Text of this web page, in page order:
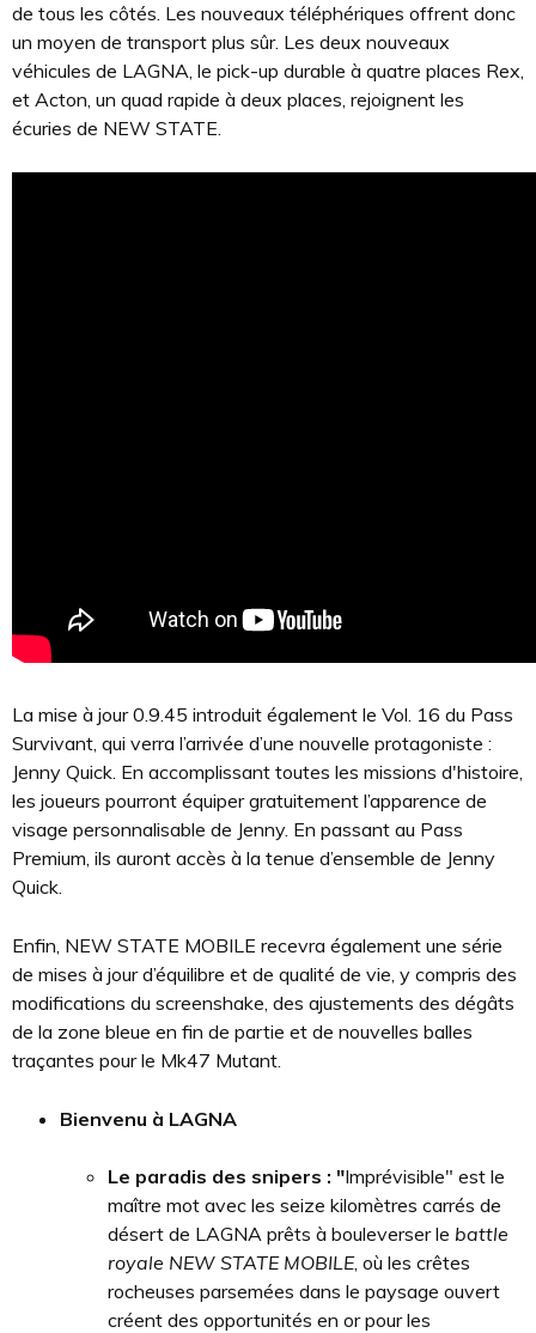
de tous les côtés. Les nouveaux téléphériques offrent donc
un moyen de transport plus sûr. Les deux nouveaux
véhicules de LAGNA, le pick-up durable à quatre places Rex,
et Acton, un quad rapide à deux places, rejoignent les
écuries de NEW STATE.
La mise à jour 0.9.45 introduit également le Vol. 16 du Pass
Survivant, qui verra l’arrivée d’une nouvelle protagoniste :
Jenny Quick. En accomplissant toutes les missions d'histoire,
les joueurs pourront équiper gratuitement l’apparence de
visage personnalisable de Jenny. En passant au Pass
Premium, ils auront accès à la tenue d’ensemble de Jenny
Quick.
Enfin, NEW STATE MOBILE recevra également une série
de mises à jour d’équilibre et de qualité de vie, y compris des
modifications du screenshake, des ajustements des dégâts
de la zone bleue en fin de partie et de nouvelles balles
traçantes pour le Mk47 Mutant.
Bienvenu à LAGNA
Le paradis des snipers : "Imprévisible" est le
maître mot avec les seize kilomètres carrés de
désert de LAGNA prêts à bouleverser le battle
royale NEW STATE MOBILE, où les crêtes
rocheuses parsemées dans le paysage ouvert
créent des opportunités en or pour les